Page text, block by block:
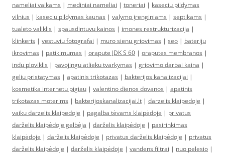
nameliai vaikams | mediniai nameliai | toneriai | kaseciu pildymas
vilnius | kaseciu pildymas kaunas | valymo įrenginiams | septikams |
tualeto valiklis | spausdintuvu kainos | imones restrukturizacija |
klinkeris | vestuviu fotografai | muro sienu griovimas | seo | bateriju
ikrovimas | patikimumas | orapute JDK S 60 | oraputes membranos |
indu ploviklis | pavojingu atlieku tvarkymas | griovimo darbai kaina |
geliu pristatymas | apatinis trikotazas | bakterijos kanalizacijai |
kosmetika internetu pigiau | valentino dienos dovanos | apatinis
trikotazas moterims | bakterijoskanalizacijai.lt | darzelis klaipedoje |
vaiku darzelis klaipedoje | pagalba tėvams klaipėdoje | privatus
darželis klaipėdoje gelbėja | darželis klaipėdoje | pasirinkimas
klaipėdoje | darželis klaipėdoje | privatus darželis klaipėdoje | privatus
darželis klaipėdoje | darželis klaipėdoje | vandens filtrai | nuo pelesio |